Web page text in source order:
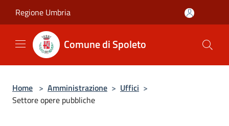
Regione Umbria
Comune di Spoleto
Home > Amministrazione > Uffici >
Settore opere pubbliche